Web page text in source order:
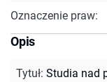
Oznaczenie praw:
Opis
Tytuł: Studia nad